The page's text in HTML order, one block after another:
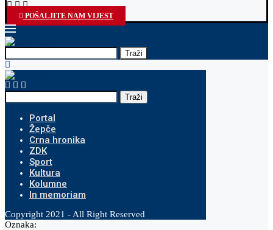
POŠALJITE NAM VIJEST
Traži
Traži
Portal
Žepče
Crna hronika
ZDK
Sport
Kultura
Kolumne
In memoriam
Copyright 2021 - All Right Reserved
Oznaka: